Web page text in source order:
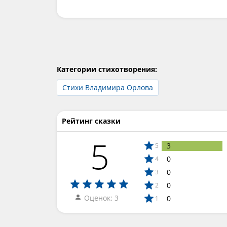
Категории стихотворения:
Стихи Владимира Орлова
Рейтинг сказки
5
Оценок: 3
5 3
4 0
3 0
2 0
1 0